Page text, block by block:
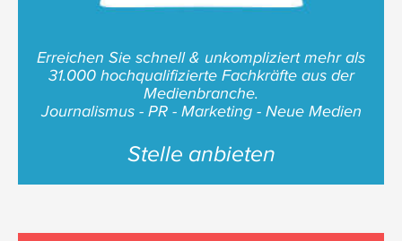
Erreichen Sie schnell & unkompliziert mehr als
31.000 hochqualifizierte Fachkräfte aus der
Medienbranche.
Journalismus - PR - Marketing - Neue Medien
Stelle anbieten